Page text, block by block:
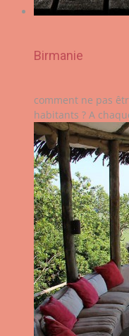
Birmanie
comment ne pas
habitants ? A